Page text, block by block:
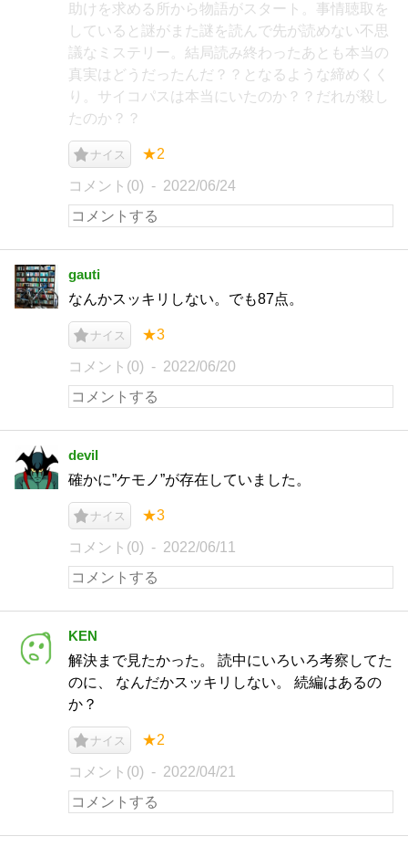
助けを求める所から物語がスタート。事情聴取を
していると謎がまた謎を読んで先が読めない不思
議なミステリー。結局読み終わったあとも本当の
真実はどうだったんだ？？となるような締めくく
り。サイコパスは本当にいたのか？？だれが殺し
たのか？？
ナイス ★2
コメント(0) 2022/06/24
gauti
なんかスッキリしない。でも87点。
ナイス ★3
コメント(0) 2022/06/20
devil
確かに”ケモノ”が存在していました。
ナイス ★3
コメント(0) 2022/06/11
KEN
解決まで見たかった。 読中にいろいろ考察してた
のに、 なんだかスッキリしない。 続編はあるの
か？
ナイス ★2
コメント(0) 2022/04/21